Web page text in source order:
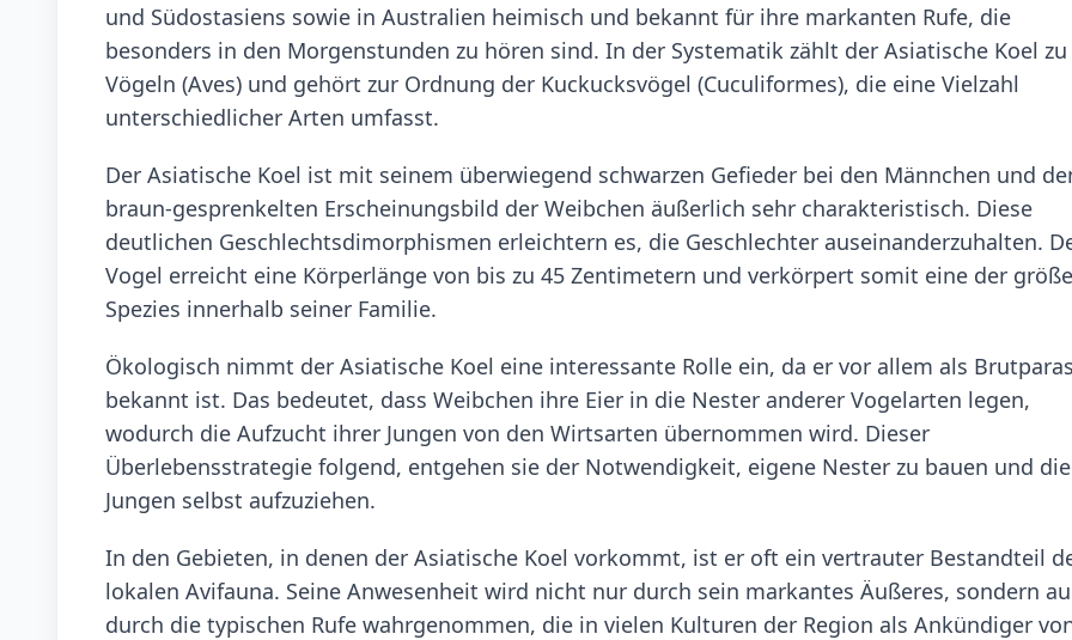
und Südostasiens sowie in Australien heimisch und bekannt für ihre markanten Rufe, die
besonders in den Morgenstunden zu hören sind. In der Systematik zählt der Asiatische Koel
Vögeln (Aves) und gehört zur Ordnung der Kuckucksvögel (Cuculiformes), die eine Vielzahl
unterschiedlicher Arten umfasst.
Der Asiatische Koel ist mit seinem überwiegend schwarzen Gefieder bei den Männchen und
braun-gesprenkelten Erscheinungsbild der Weibchen äußerlich sehr charakteristisch. Diese
deutlichen Geschlechtsdimorphismen erleichtern es, die Geschlechter auseinanderzuhalten.
Vogel erreicht eine Körperlänge von bis zu 45 Zentimetern und verkörpert somit eine der
Spezies innerhalb seiner Familie.
Ökologisch nimmt der Asiatische Koel eine interessante Rolle ein, da er vor allem als
bekannt ist. Das bedeutet, dass Weibchen ihre Eier in die Nester anderer Vogelarten legen,
wodurch die Aufzucht ihrer Jungen von den Wirtsarten übernommen wird. Dieser
Überlebensstrategie folgend, entgehen sie der Notwendigkeit, eigene Nester zu bauen und die
Jungen selbst aufzuziehen.
In den Gebieten, in denen der Asiatische Koel vorkommt, ist er oft ein vertrauter Bestandteil
lokalen Avifauna. Seine Anwesenheit wird nicht nur durch sein markantes Äußeres, sondern
durch die typischen Rufe wahrgenommen, die in vielen Kulturen der Region als Ankündiger